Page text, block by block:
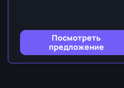
Посмотреть
предложение